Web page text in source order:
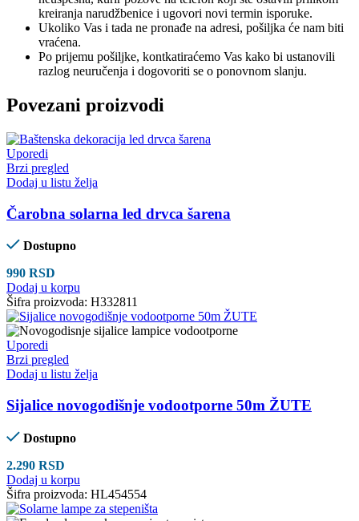
kreiranja narudžbenice i ugovori novi termin isporuke.
Ukoliko Vas i tada ne pronađe na adresi, pošiljka će nam biti
vraćena.
Po prijemu pošiljke, kontkatiraćemo Vas kako bi ustanovili
razlog neuručenja i dogovoriti se o ponovnom slanju.
Povezani proizvodi
Uporedi
Brzi pregled
Dodaj u listu želja
Čarobna solarna led drvca šarena
Dostupno
990 RSD
Dodaj u korpu
Šifra proizvoda: H332811
Uporedi
Brzi pregled
Dodaj u listu želja
Sijalice novogodišnje vodootporne 50m ŽUTE
Dostupno
2.290 RSD
Dodaj u korpu
Šifra proizvoda: HL454554